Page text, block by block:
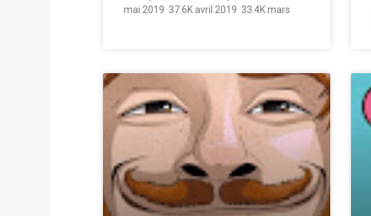
mai 2019  37.6K avril 2019  33.4K mars